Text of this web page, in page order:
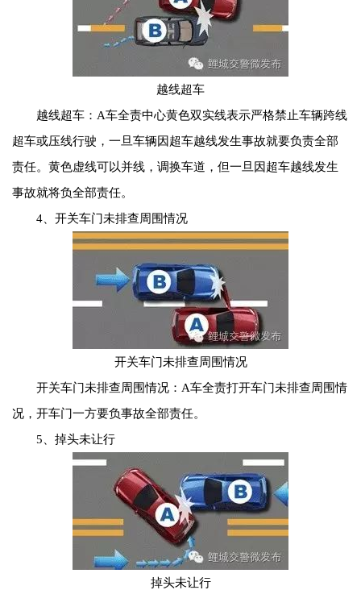
越线超车
越线超车：A车全责中心黄色双实线表示严格禁止车辆跨线
超车或压线行驶，一旦车辆因超车越线发生事故就要负责全部
责任。黄色虚线可以并线，调换车道，但一旦因超车越线发生
事故就将负全部责任。
4、开关车门未排查周围情况
开关车门未排查周围情况
开关车门未排查周围情况：A车全责打开车门未排查周围情
况，开车门一方要负事故全部责任。
5、掉头未让行
掉头未让行